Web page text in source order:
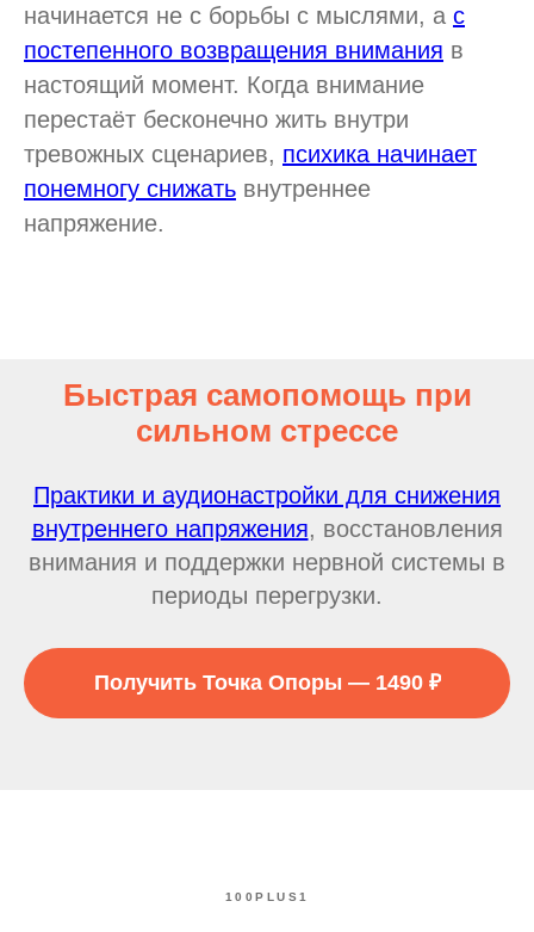
начинается не с борьбы с мыслями, а с
постепенного возвращения внимания в
настоящий момент. Когда внимание
перестаёт бесконечно жить внутри
тревожных сценариев, психика начинает
понемногу снижать внутреннее
напряжение.
Быстрая самопомощь при
сильном стрессе
Практики и аудионастройки для снижения
внутреннего напряжения, восстановления
внимания и поддержки нервной системы в
периоды перегрузки.
Получить Точка Опоры — 1490 ₽
100PLUS1